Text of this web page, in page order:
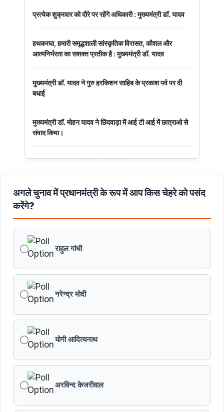
प्रत्येक शुक्रवार को दौरे पर रहेंगे अधिकारी : मुख्यमंत्री डॉ. यादव
हथकरघा, हमारी समृद्धशाली सांस्कृतिक विरासत, कौशल और
आत्मनिर्भरता का सशक्त प्रतीक है : मुख्यमंत्री डॉ. यादव
मुख्यमंत्री डॉ. यादव ने गुरु हरकिशन साहिब के प्रकाश पर्व पर दी
बधाई
मुख्यमंत्री डॉ. मोहन यादव ने छिंदवाड़ा में आई टी आई में छात्राओ से
संवाद किया।
मुख्यमंत्री डॉ. यादव ने हरित क्रांति के शिल्पकार डॉ. एम.एस.
स्वामीनाथन की जयंती पर किया नमन
मुख्यमंत्री डॉ. यादव ने बाबूलाल जैन की पुण्यतिथि पर किया नमन
मुख्यमंत्री डॉ. यादव ने गुरुदेव रवीन्द्रनाथ टैगोर की पुण्यतिथि पर की
श्रद्धांजलि अर्पित
अगले चुनाव में प्रधानमंत्री के रूप में आप किस चेहरे को पसंद
करेंगे?
राहुल गांधी
नरेन्द्र मोदी
योगी आदित्यनाथ
अरविन्द केजरीवाल